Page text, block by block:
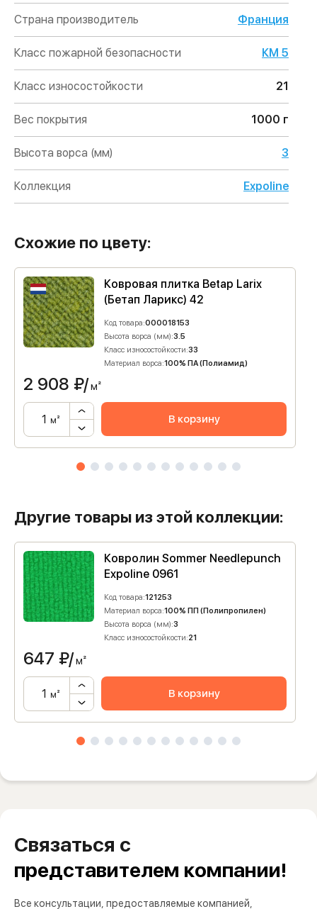
Страна производитель Франция
Класс пожарной безопасности КМ 5
Класс износостойкости 21
Вес покрытия 1000 г
Высота ворса (мм) 3
Коллекция Expoline
Схожие по цвету:
Ковровая плитка Betap Larix
(Бетап Ларикс) 42
Код товара:000018153
Высота ворса (мм):3.5
Класс износостойкости:33
Материал ворса:100% ПА (Полиамид)
2 908 ₽/м²
м² В корзину
Другие товары из этой коллекции:
Ковролин Sommer Needlepunch
Expoline 0961
Код товара:121253
Материал ворса:100% ПП (Полипропилен)
Высота ворса (мм):3
Класс износостойкости:21
647 ₽/м²
м² В корзину
Связаться с
представителем компании!
Все консультации, предоставляемые компанией,